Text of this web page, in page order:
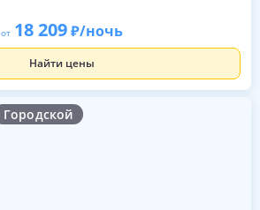
от 18 209 /ночь
Найти цены
Городской